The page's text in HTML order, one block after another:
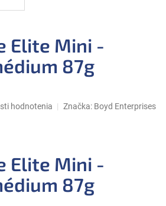
Elite Mini -
87g
hodnotenia Značka: Boyd Enterprises
Elite Mini -
87g